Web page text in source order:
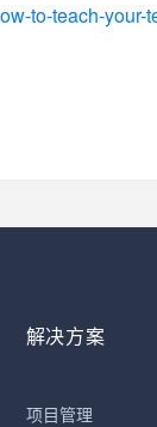
to-teach-
解决方案
项目管理